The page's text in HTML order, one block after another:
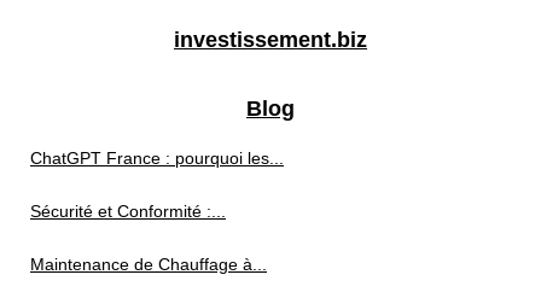
investissement.biz
Blog
ChatGPT France : pourquoi les...
Sécurité et Conformité :...
Maintenance de Chauffage à...